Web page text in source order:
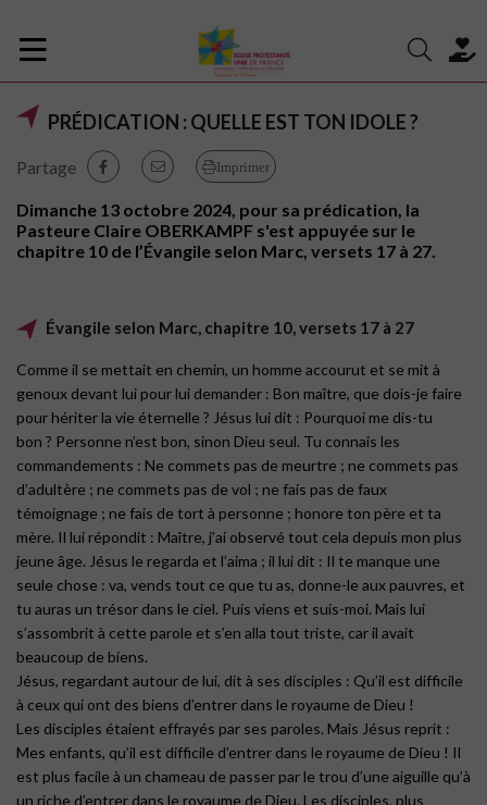
PRÉDICATION : QUELLE EST TON IDOLE ?
Partage Imprimer
Dimanche 13 octobre 2024, pour sa prédication, la
Pasteure Claire OBERKAMPF s'est appuyée sur le
chapitre 10 de l’Évangile selon Marc, versets 17 à 27.
Évangile selon Marc, chapitre 10, versets 17 à 27
Comme il se mettait en chemin, un homme accourut et se mit à
genoux devant lui pour lui demander : Bon maître, que dois-je faire
pour hériter la vie éternelle ? Jésus lui dit : Pourquoi me dis-tu
bon ? Personne n’est bon, sinon Dieu seul. Tu connais les
commandements : Ne commets pas de meurtre ; ne commets pas
d’adultère ; ne commets pas de vol ; ne fais pas de faux
témoignage ; ne fais de tort à personne ; honore ton père et ta
mère. Il lui répondit : Maître, j’ai observé tout cela depuis mon plus
jeune âge. Jésus le regarda et l’aima ; il lui dit : Il te manque une
seule chose : va, vends tout ce que tu as, donne-le aux pauvres, et
tu auras un trésor dans le ciel. Puis viens et suis-moi. Mais lui
s’assombrit à cette parole et s’en alla tout triste, car il avait
beaucoup de biens.
Jésus, regardant autour de lui, dit à ses disciples : Qu’il est difficile
à ceux qui ont des biens d’entrer dans le royaume de Dieu !
Les disciples étaient effrayés par ses paroles. Mais Jésus reprit :
Mes enfants, qu’il est difficile d’entrer dans le royaume de Dieu ! Il
est plus facile à un chameau de passer par le trou d’une aiguille qu’à
un riche d’entrer dans le royaume de Dieu. Les disciples, plus